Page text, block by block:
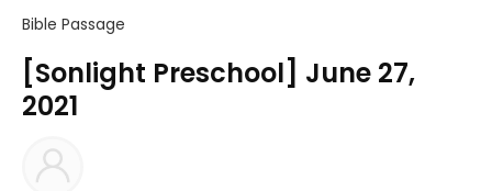
Bible Passage
[Sonlight Preschool] June 27,
2021